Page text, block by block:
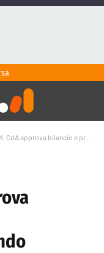
bilancio e proposta distribuzione dividendo